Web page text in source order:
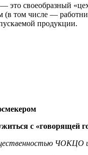
это своеобразный
(в том числе —
продукции.
с «говорящей
ЧОКЦО